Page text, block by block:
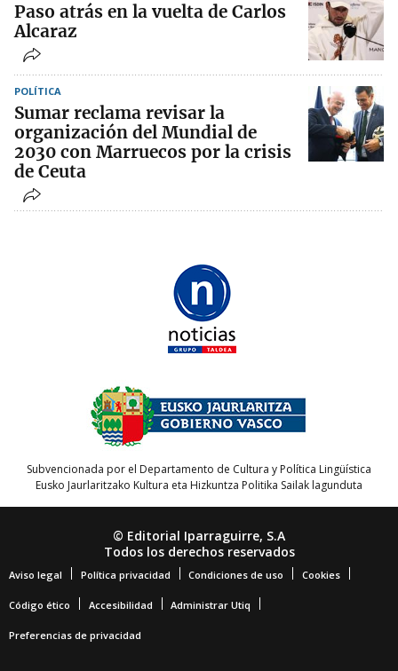
Paso atrás en la vuelta de Carlos
Alcaraz
POLÍTICA
Sumar reclama revisar la
organización del Mundial de
2030 con Marruecos por la crisis
de Ceuta
Subvencionada por el Departamento de Cultura y Política Lingüística
Eusko Jaurlaritzako Kultura eta Hizkuntza Politika Sailak lagunduta
© Editorial Iparraguirre, S.A
Todos los derechos reservados
Aviso legal Política privacidad Condiciones de uso Cookies
Código ético Accesibilidad Administrar Utiq
Preferencias de privacidad